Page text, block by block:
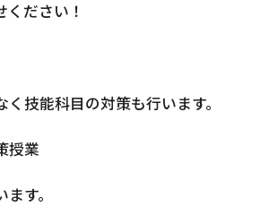
ださい！
く技能科目の対策も行います。
授業
す。